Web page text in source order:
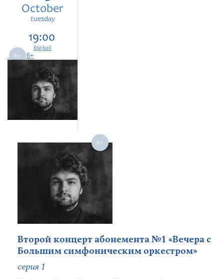
October
tuesday
19:00
Big hall
6+
Второй концерт абонемента №1 «Вечера с
Большим симфоническим оркестром»
серия 1